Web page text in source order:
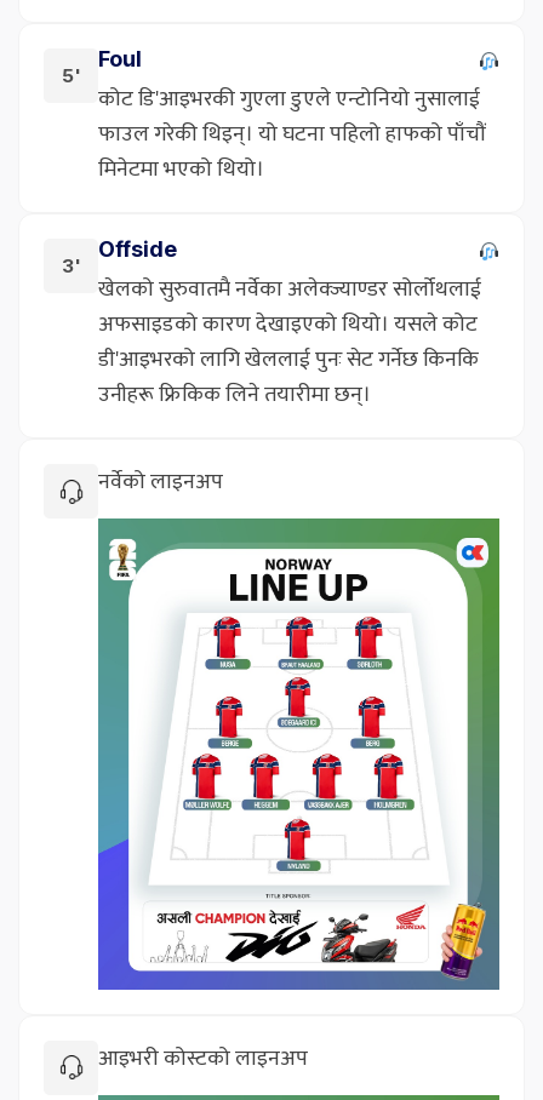
5'
Foul
कोट डि'आइभरकी गुएला डुएले एन्टोनियो नुसालाई
फाउल गरेकी थिइन्। यो घटना पहिलो हाफको पाँचौं
मिनेटमा भएको थियो।
3'
Offside
खेलको सुरुवातमै नर्वेका अलेक्ज्याण्डर सोर्लोथलाई
अफसाइडको कारण देखाइएको थियो। यसले कोट
डी'आइभरको लागि खेललाई पुनः सेट गर्नेछ किनकि
उनीहरू फ्रिकिक लिने तयारीमा छन्।
नर्वेको लाइनअप
आइभरी कोस्टको लाइनअप